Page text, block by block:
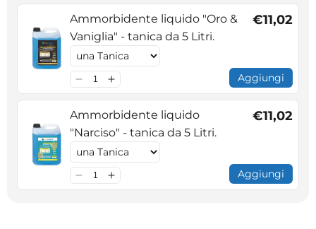
Ammorbidente liquido "Oro &
Vaniglia" - tanica da 5 Litri.
€11,02
Aggiungi
Ammorbidente liquido
"Narciso" - tanica da 5 Litri.
€11,02
Aggiungi